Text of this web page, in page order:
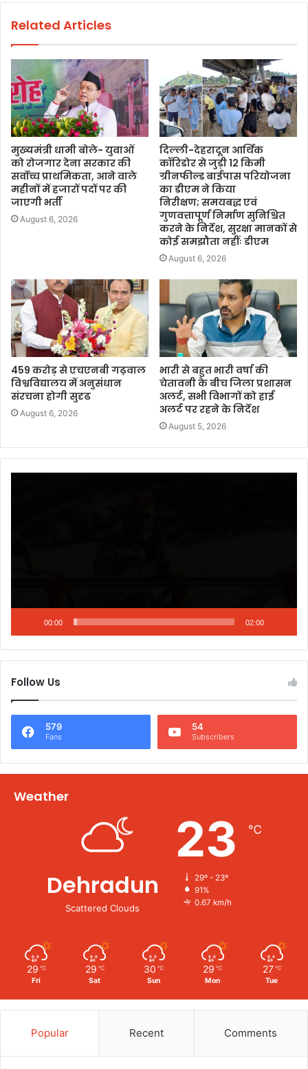
Related Articles
मुख्यमंत्री धामी बोले- युवाओं
को रोजगार देना सरकार की
सर्वोच्च प्राथमिकता, आने वाले
महीनों में हजारों पदों पर की
जाएगी भर्ती
August 6, 2026
दिल्ली-देहरादून आर्थिक
कॉरिडोर से जुड़ी 12 किमी
ग्रीनफील्ड बाईपास परियोजना
का डीएम ने किया
निरीक्षण; समयबद्ध एवं
गुणवत्तापूर्ण निर्माण सुनिश्चित
करने के निर्देश, सुरक्षा मानकों से
कोई समझौता नहींः डीएम
August 6, 2026
459 करोड़ से एचएनबी गढ़वाल
विश्वविद्यालय में अनुसंधान
संरचना होगी सुदृढ
August 6, 2026
भारी से बहुत भारी वर्षा की
चेतावनी के बीच जिला प्रशासन
अलर्ट, सभी विभागों को हाई
अलर्ट पर रहने के निर्देश
August 5, 2026
00:00 02:00
Follow Us
579
Fans
54
Subscribers
Weather
Dehradun
Scattered Clouds
23 ℃
29º - 23º
91%
0.67 km/h
29 ℃
Fri
29 ℃
Sat
30 ℃
Sun
29 ℃
Mon
27 ℃
Tue
Popular Recent Comments